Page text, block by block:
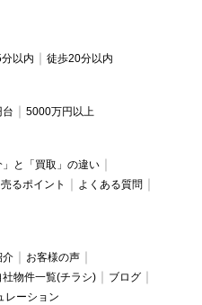
以内 徒歩20分以内
5000万円以上
」と「買取」の違い
るポイント
よくある質問
介
お客様の声
社物件一覧(チラシ)
ブログ
レーション